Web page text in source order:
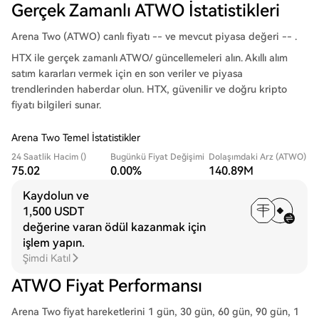
Gerçek Zamanlı ATWO İstatistikleri
Arena Two (ATWO) canlı fiyatı -- ve mevcut piyasa değeri -- .
HTX ile gerçek zamanlı ATWO/ güncellemeleri alın. Akıllı alım
satım kararları vermek için en son veriler ve piyasa
trendlerinden haberdar olun. HTX, güvenilir ve doğru kripto
fiyatı bilgileri sunar.
Arena Two Temel İstatistikler
24 Saatlik Hacim ()
75.02
Bugünkü Fiyat Değişimi
0.00%
Dolaşımdaki Arz (ATWO)
140.89M
Kaydolun ve
1,500 USDT
değerine varan ödül kazanmak için
işlem yapın.
Şimdi Katıl
ATWO Fiyat Performansı
Arena Two fiyat hareketlerini 1 gün, 30 gün, 60 gün, 90 gün, 1